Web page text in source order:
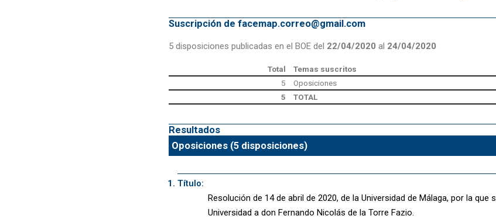
Suscripción de facemap.correo@gmail.com
5 disposiciones publicadas en el BOE del 22/04/2020 al 24/04/2020
Total
Temas suscritos
5
Oposiciones
5
TOTAL
Resultados
Oposiciones (5 disposiciones)
Título:
Resolución de 14 de abril de 2020, de la Universidad de Málaga, por la
Universidad a don Fernando Nicolás de la Torre Fazio.